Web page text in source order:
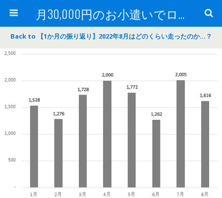
月30,000円のお小遣いでロードバイク
Back to 【1か月の振り返り】2022年8月はどのくらい走ったのか…？